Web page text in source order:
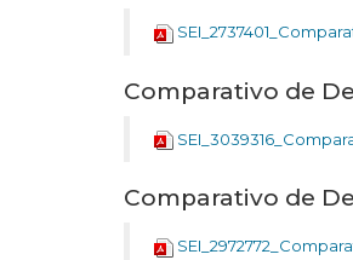
Comparativo de
Comparativo de